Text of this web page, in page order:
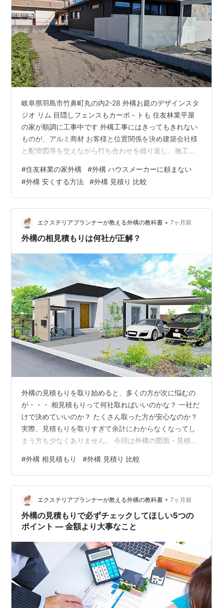
岐阜県羽島市竹鼻町丸の内2-28 外構お庭のデザインスタ
ジオ リム 目隠しフェンスもカーポ－トも 住友林業平屋
の家が順調に工事中です 外構工事にはきってもきれない
ものが、アルミ商材 お客様と位置関係を決め建築会社様
と配管図等を交えながら打ち合わせを繰り返し、施工を
様と調節やりとりをさせていただき、細かい細部の打ち
合わせを行っていきます デザインを決めるうえでの大切
な打ち合わせもしっかりとっせていただきます。
www.gifugaiko-garden.com www.lim-aichi-gaiko-
gallery.com
#住友林業の家外構 #外構 ハウスメーカーに頼まない
#外構 安くする方法 #外構 見積り 比較
エクステリアプランナーが教える外構の教科書 • 7ヶ月前
外構の相見積もりは何社が正解？
外構の見積もりを取り始めると、多くの方が次に悩むの
が・・・ 相見積もりって何社取ればいいのかな？ 一社だ
けで決めていいのか？ たくさん取った方が安心なのか？
実際、見積もりを取りすぎて余計にわからなくなってし
まう方も少なくありません。 今回は外構の図面・見積も
いい数をお伝えします。 結論：相見積もりは２～３社が
現実的 外構の相見積もりは、2～3社が一番バランスが良
いと思います。 理由はとてもシンプルです。 比較できる
混乱しにくい 業者ともきちんと話せる この3つを同時に
満たせるからです。 なぜ一社だけでは危険なのか なぜ四
社以上はおすすめし…
#外構 相見積もり #外構 見積り 比較
エクステリアプランナーが教える外構の教科書 • 7ヶ月前
外構の見積もりで必ずチェックしてほしい5つの
ポイント ― 金額より大事なこと